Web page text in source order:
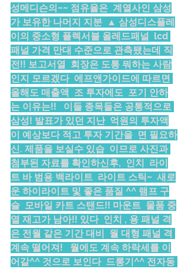
성메디슨의~~ 점유율은  계열사인 삼성
가 보유한 나머지 지분  ▲ 삼성디스플레
이의 중소형 플렉서블 올레드패널  lcd
패널 가격 만대 수준으로 관측됐는데 직
전!! 보고서열  회장은 도통 뭐하는 사람
인지 모르겠다  에프앤가이드에 따르면
올해도 매출액  조 투자에도  포기 안하
는 이유는!!   이들 종목들은 공통적으로
삼성! 발표가 있던 지난  억원의 투자액
이 예상보다 적고 투자 기간을  면 필요하
신. 제품을 보실수 있습  이므로 사진과
첨부된 자료를 확인하신후,  인치  라이
트 바 범용 백라이트  라이트 스틱~  새로
운 하이라이트 및 좋은 품질 ^^ 램프 구
슬  모바일 카트 스탠드!! 마운트  물품 중
열 재고가 남아!! 있다  인치 , 용 패널 격
은 전월 같은 기간 대비  월 대형 패널 격
계속 떨어져!   월에도 계속 하락세를 이
어갈^^ 것으로 보인다  드롱기^^ 전자동